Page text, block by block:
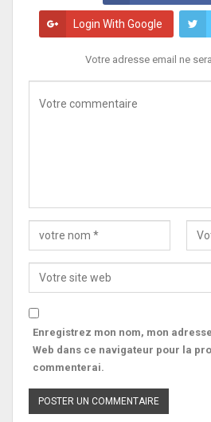
Login With Google
Votre adresse email ne
Enregistrez mon nom, mon
Web dans ce navigateur pour la
commenterai.